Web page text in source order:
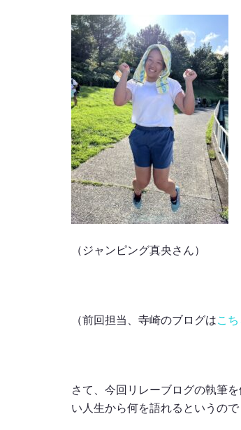
（ジャンピング真央さん）
（前回担当、寺崎のブログはこち
さて、今回リレーブログの執筆
い人生から何を語れるというので